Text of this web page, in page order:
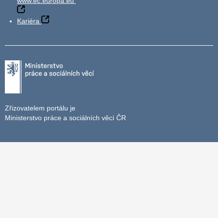
Kariéra
Zřizovatelem portálu je
Ministerstvo práce a sociálních věcí ČR